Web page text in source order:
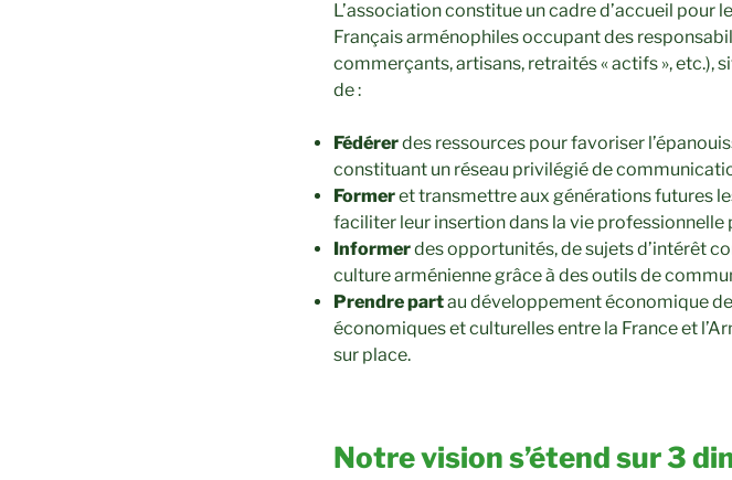
L’association constitue un cadre d’accueil pour
Français arménophiles occupant des
commerçants, artisans, retraités « actifs », etc.),
de :
Fédérerdes ressources pour favoriser
constituant un réseau privilégié de
Formeret transmettre aux générations futures
faciliter leur insertion dans la vie professionnelle
Informerdes opportunités, de sujets d’intérêt
culture arménienne grâce à des outils de
Prendre partau développement économique
économiques et culturelles entre la France et
sur place.
Notre vision s’étend sur 3